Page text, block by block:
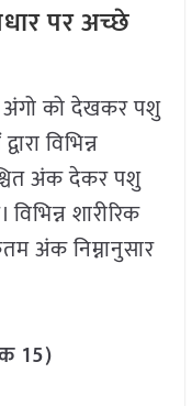
पर अच्छे
अंगो को देखकर पशु
विभिन्न
अंक देकर पशु
शारीरिक
अंक निम्नानुसार
15)